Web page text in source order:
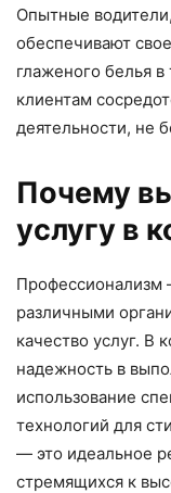
Опытные
обеспечивают
глаженого белья
клиентам
деятельности, не
Почему
услугу в
Профессионализм
различными
качество услуг. В
надежность в
использование
технологий для
— это идеальное
стремящихся к